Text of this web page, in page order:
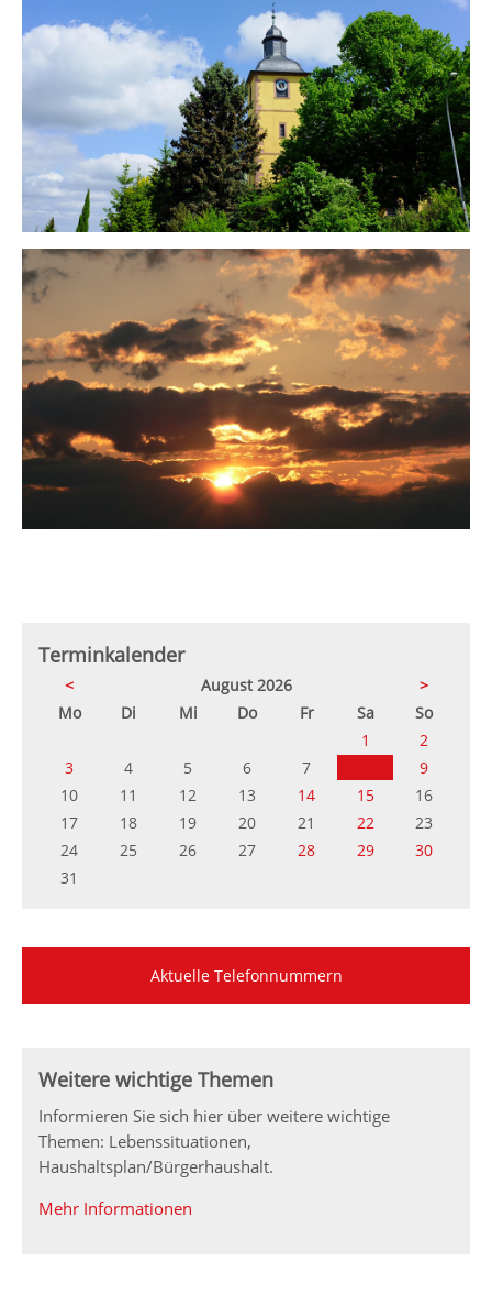
Terminkalender
< August 2026
>
Montag Di enstagMittwochDonnerstag
Freitag SamstagSonntag
1
2
3
4 5 6 7
9
10
11 12 13 14 15
16
17
18 19 20 21 22
23
24
25 26 27 28 29
30
31
Aktuelle Telefonnummern
Weitere wichtige Themen
Informieren Sie sich hier über weitere wichtige
Themen: Lebenssituationen,
Haushaltsplan/Bürgerhaushalt.
Mehr Informationen